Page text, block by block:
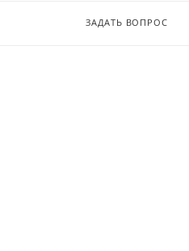
ЗАДАТЬ ВОПРОС